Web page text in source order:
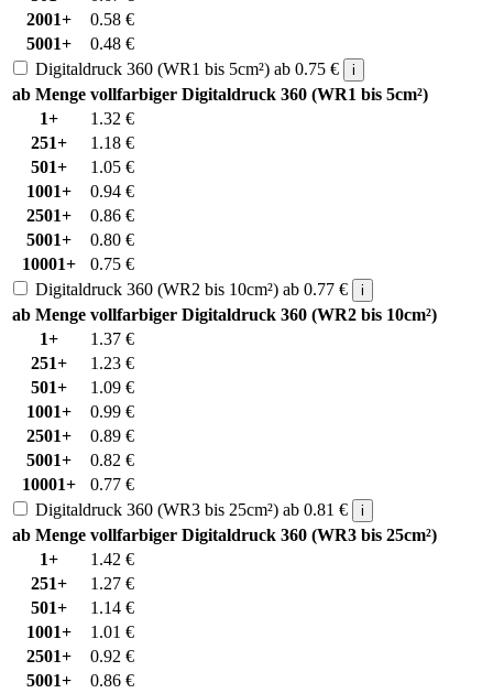
2001+
0.58 €
5001+
0.48 €
Digitaldruck 360 (WR1 bis 5cm²) ab 0.75 € i
ab Menge vollfarbiger Digitaldruck 360 (WR1 bis 5cm²)
1+
1.32 €
251+
1.18 €
501+
1.05 €
1001+
0.94 €
2501+
0.86 €
5001+
0.80 €
10001+
0.75 €
Digitaldruck 360 (WR2 bis 10cm²) ab 0.77 € i
ab Menge vollfarbiger Digitaldruck 360 (WR2 bis 10cm²)
1+
1.37 €
251+
1.23 €
501+
1.09 €
1001+
0.99 €
2501+
0.89 €
5001+
0.82 €
10001+
0.77 €
Digitaldruck 360 (WR3 bis 25cm²) ab 0.81 € i
ab Menge vollfarbiger Digitaldruck 360 (WR3 bis 25cm²)
1+
1.42 €
251+
1.27 €
501+
1.14 €
1001+
1.01 €
2501+
0.92 €
5001+
0.86 €